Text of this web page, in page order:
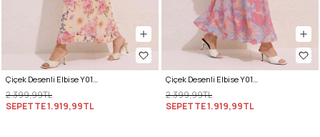
2.399,99TL
SEPETTE1.919,99TL
2.399,99TL
SEPETTE1.919,99TL